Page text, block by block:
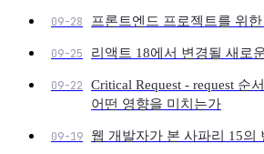
09-28 프론트엔드 프로젝트를 위
09-25 리액트 18에서 변경될 새로
09-22
Critical Request - request 순
어떤 영향을 미치는가
09-19 웹 개발자가 본 사파리 15의